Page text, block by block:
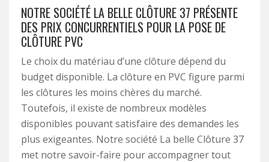
NOTRE SOCIÉTÉ LA BELLE CLÔTURE 37 PRÉSENTE
DES PRIX CONCURRENTIELS POUR LA POSE DE
CLÔTURE PVC
Le choix du matériau d’une clôture dépend du
budget disponible. La clôture en PVC figure parmi
les clôtures les moins chères du marché.
Toutefois, il existe de nombreux modèles
disponibles pouvant satisfaire des demandes les
plus exigeantes. Notre société La belle Clôture 37
met notre savoir-faire pour accompagner tout